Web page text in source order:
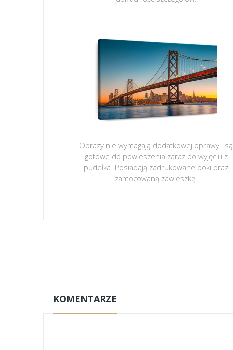
Obrazy nie wymagają dodatkowej oprawy i są
gotowe do powieszenia zaraz po wyjęciu z
pudełka. Posiadają zadrukowane boki oraz
zamocowaną zawieszkę.
KOMENTARZE